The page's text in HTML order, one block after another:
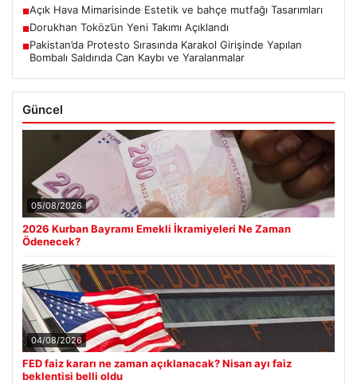
■Açık Hava Mimarisinde Estetik ve bahçe mutfağı Tasarımları
■Dorukhan Toköz’ün Yeni Takımı Açıklandı
■Pakistan’da Protesto Sırasında Karakol Girişinde Yapılan
Bombalı Saldırıda Can Kaybı ve Yaralanmalar
Güncel
05/08/2026
2026 Kurban Bayramı Emekli İkramiyeleri Ne Zaman
Ödenecek?
04/08/2026
FED faiz kararı ne zaman açıklanacak? Nisan ayı faiz
beklentisi belli oldu